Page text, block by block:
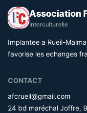
Association
Interculturelle
Implantee a Rueil-
favorise les echanges
CONTACT
afcrueil@gmail.com
24 bd maréchal Joffre,